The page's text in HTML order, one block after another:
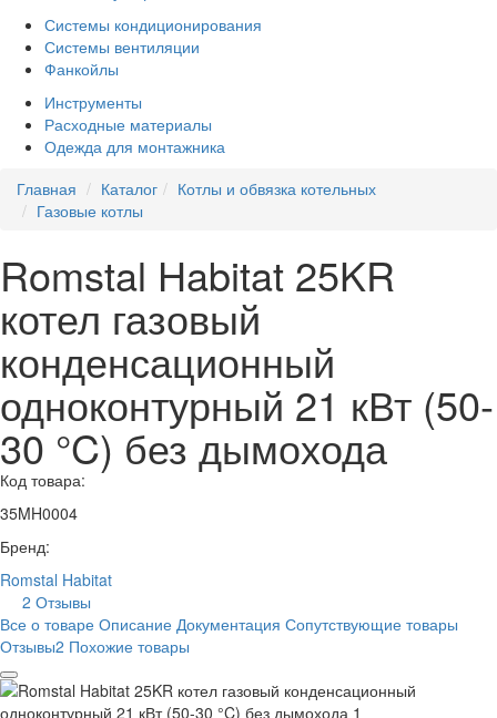
Системы кондиционирования
Системы вентиляции
Фанкойлы
Инструменты
Расходные материалы
Одежда для монтажника
Главная
Каталог
Котлы и обвязка котельных
Газовые котлы
Romstal Habitat 25KR
котел газовый
конденсационный
одноконтурный 21 кВт (50-
30 °C) без дымохода
Код товара:
35MH0004
Бренд:
Romstal Habitat
2 Отзывы
Все о товаре Описание Документация Сопутствующие товары
Отзывы2 Похожие товары